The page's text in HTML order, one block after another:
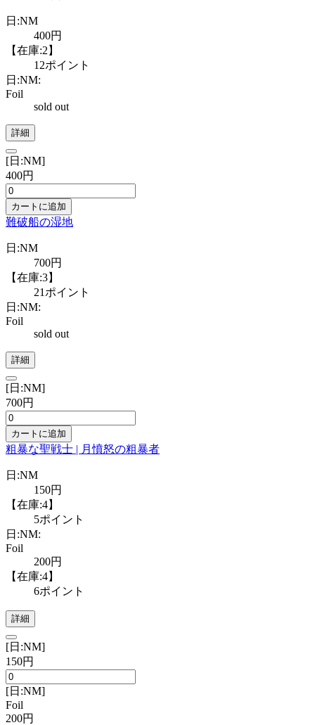
日:NM
400円
【在庫:2】
12ポイント
日:NM:
Foil
sold out
詳細
[日:NM]
400円
カートに追加
難破船の湿地
日:NM
700円
【在庫:3】
21ポイント
日:NM:
Foil
sold out
詳細
[日:NM]
700円
カートに追加
粗暴な聖戦士 | 月憤怒の粗暴者
日:NM
150円
【在庫:4】
5ポイント
日:NM:
Foil
200円
【在庫:4】
6ポイント
詳細
[日:NM]
150円
[日:NM]
Foil
200円